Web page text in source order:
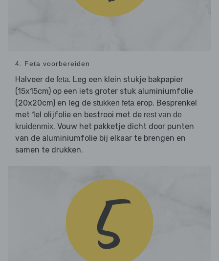
4. Feta voorbereiden
Halveer de feta. Leg een klein stukje bakpapier
(15x15cm) op een iets groter stuk aluminiumfolie
(20x20cm) en leg de stukken feta erop. Besprenkel
met 1el olijfolie en bestrooi met de rest van de
kruidenmix. Vouw het pakketje dicht door punten
van de aluminiumfolie bij elkaar te brengen en
samen te drukken.